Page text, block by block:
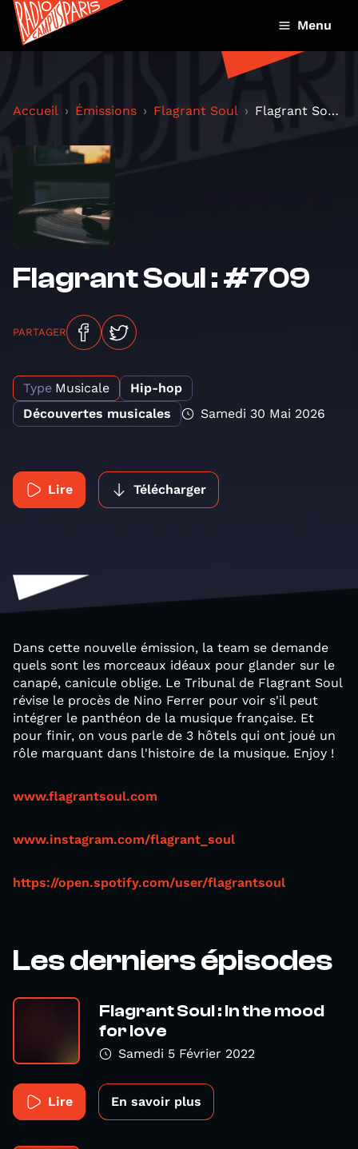
Menu
Accueil Émissions Flagrant Soul Flagrant Soul : #709
Flagrant Soul : #709
PARTAGER
Type Musicale
Hip-hop
Découvertes musicales
Samedi 30 Mai 2026
Lire Télécharger
Dans cette nouvelle émission, la team se demande
quels sont les morceaux idéaux pour glander sur le
canapé, canicule oblige. Le Tribunal de Flagrant Soul
révise le procès de Nino Ferrer pour voir s'il peut
intégrer le panthéon de la musique française. Et
pour finir, on vous parle de 3 hôtels qui ont joué un
rôle marquant dans l'histoire de la musique. Enjoy !
www.flagrantsoul.com
www.instagram.com/flagrant_soul
https://open.spotify.com/user/flagrantsoul
Les derniers épisodes
Flagrant Soul : In the mood
for love
Samedi 5 Février 2022
Lire En savoir plus